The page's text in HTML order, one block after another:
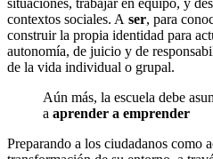
situaciones, trabajar en equipo, y
contextos sociales. A ser, para
construir la propia identidad para
autonomía, de juicio y de
de la vida individual o grupal.
Aún más, la escuela debe
a aprender a emprender
Preparando a los ciudadanos como